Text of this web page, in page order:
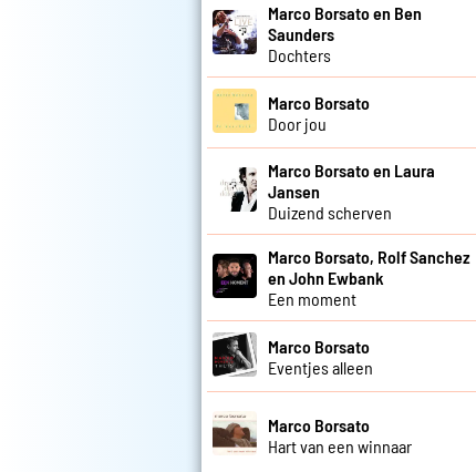
Marco Borsato en Ben
Saunders
Dochters
Marco Borsato
Door jou
Marco Borsato en Laura
Jansen
Duizend scherven
Marco Borsato, Rolf Sanchez
en John Ewbank
Een moment
Marco Borsato
Eventjes alleen
Marco Borsato
Hart van een winnaar